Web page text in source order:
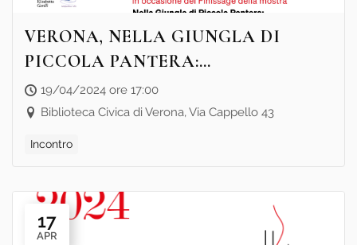
VERONA, NELLA GIUNGLA DI
PICCOLA PANTERA:
LIBRORCHESTRA RACCONTA
19/04/2024 ore 17:00
Biblioteca Civica di Verona, Via Cappello 43
Incontro
17
APR